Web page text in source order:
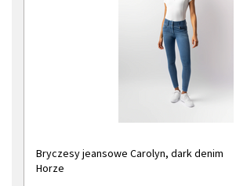
Bryczesy jeansowe Carolyn, dark denim
Horze